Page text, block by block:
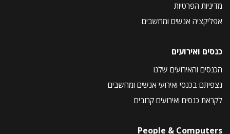
מדיניות הפרטיות
אפליקציה אנשים ומחשבים
כנסים ואירועים
הכנסים והאירועים שלנו
נצפיתם בכנסי ואירועי אנשים ומחשבים
לקראת כנסים ואירועים קרובים
People & Computers